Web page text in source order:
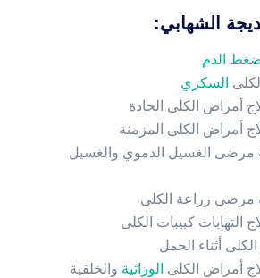
الشهابي:
الدم
السكري
أمراض الكلى الحادة
أمراض الكلى المزمنة
مرضى الغسيل الدموي والغسيل
مرضى زراعة الكلى
كبيبات الكلى
أثناء الحمل
أمراض الكلى الوراثية والخلقية